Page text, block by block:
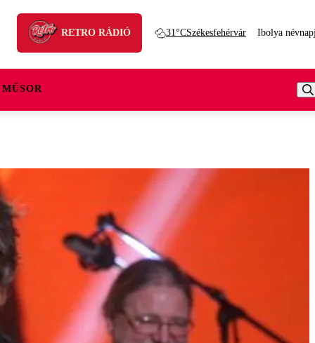
RETRO RÁDIÓ 31°CSzékesfehérvár Ibolya